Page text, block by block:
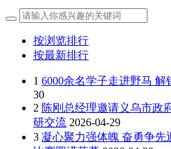
按浏览排行
按最新排行
1 6000余名学子走进野马 解
30
2 陈刚总经理邀请义乌市政
研交流 2026-04-29
3 凝心聚力强体魄 奋勇争